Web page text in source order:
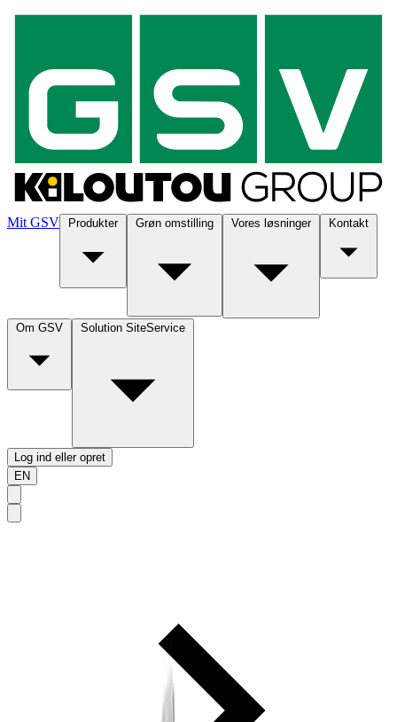
Mit GSV Produkter Grøn omstilling Vores løsninger Kontakt
Om GSV Solution SiteService
Log ind eller opret
EN